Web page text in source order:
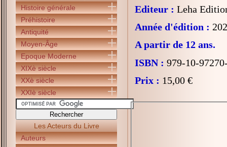
Histoire générale
Préhistoire
Antiquité
Moyen-Âge
Epoque Moderne
XIXè siècle
XXè siècle
XXIè siècle
Les Acteurs du Livre
Auteurs
Editeur : Leha
Année d'édition :
A partir de 12 ans.
ISBN : 979-10-
Prix : 15,00 €